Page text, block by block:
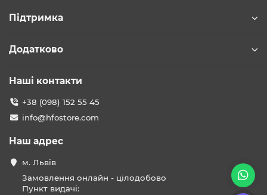
Підтримка
Додатково
Наші контакти
+38 (098) 152 55 45
info@hfostore.com
Наш адрес
м. Львів
Замовлення онлайн - цілодобово
Пункт видачі: